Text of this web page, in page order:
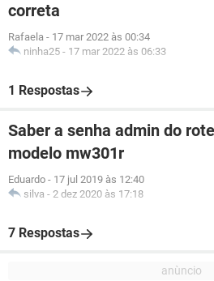
correta
Rafaela - 17 mar 2022 às 00:34
ninha25 - 17 mar 2022 às 06:33
1 Respostas
Saber a senha admin do
modelo mw301r
Eduardo - 17 jul 2019 às 12:40
silva - 2 dez 2020 às 17:18
7 Respostas